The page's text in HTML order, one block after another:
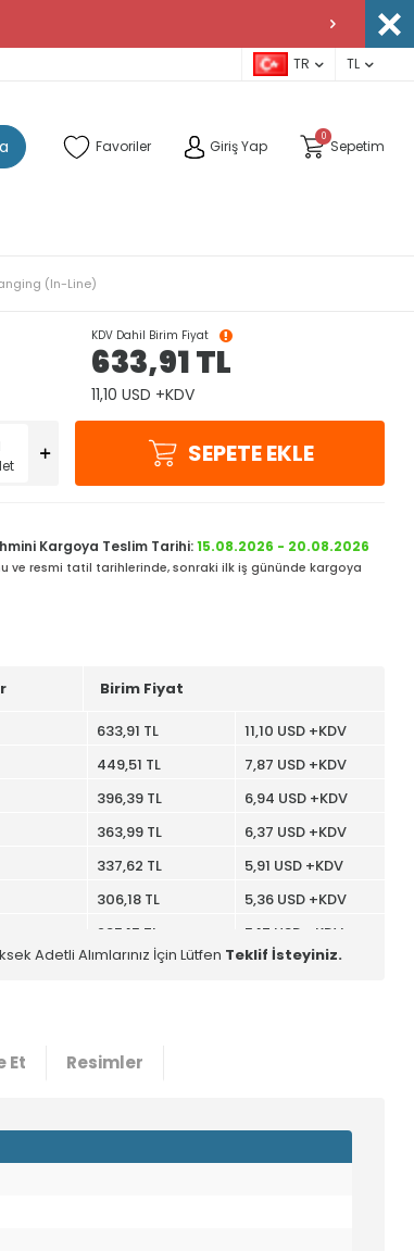
TR TL
Favoriler Giriş Yap
0
Sepetim
(In-Line)
KDV Dahil Birim Fiyat
633,91TL
11,10 USD +KDV
SEPETE EKLE
Kargoya Teslim Tarihi:15.08.2026 - 20.08.2026
ve resmi tatil tarihlerinde, sonraki ilk iş gününde kargoya
Birim Fiyat
633,91 TL
11,10 USD +KDV
449,51 TL
7,87 USD +KDV
396,39 TL
6,94 USD +KDV
363,99 TL
6,37 USD +KDV
337,62 TL
5,91 USD +KDV
306,18 TL
5,36 USD +KDV
295,15 TL
5,17 USD +KDV
283,04 TL 4,96 USD +KDV
Adetli Alımlarınız İçin Lütfen Teklif İsteyiniz.
Et Resimler